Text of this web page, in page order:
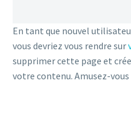
En tant que nouvel
vous devriez vous rendre sur
supprimer cette page et
votre contenu. Amusez-vous